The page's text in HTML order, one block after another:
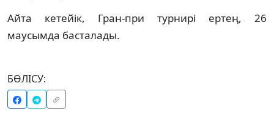
Айта кетейік, Гран-при турнирі ертең, 26
маусымда басталады.
БӨЛІСУ: